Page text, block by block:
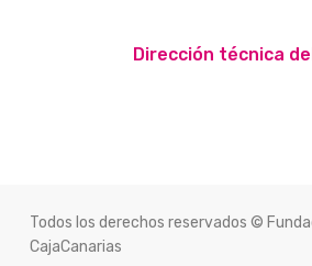
Dirección técnica
Todos los derechos reservados ©
CajaCanarias